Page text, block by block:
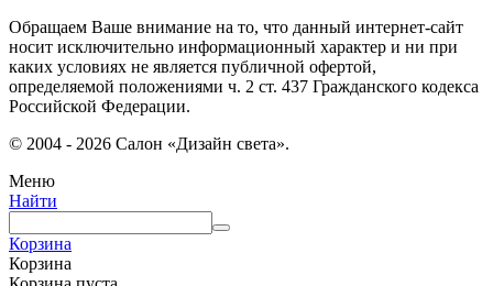
Обращаем Ваше внимание на то, что данный интернет-сайт
носит исключительно информационный характер и ни при
каких условиях не является публичной офертой,
определяемой положениями ч. 2 ст. 437 Гражданского кодекса
Российской Федерации.
© 2004 - 2026 Салон «Дизайн света».
Меню
Найти
Корзина
Корзина